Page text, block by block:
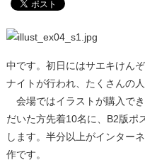
中です。初日にはサエキけん
ナイトが行われ、たくさんの
会場ではイラストが購入で
だいた方先着10名に、B2版ポ
します。半分以上がインター
作です。